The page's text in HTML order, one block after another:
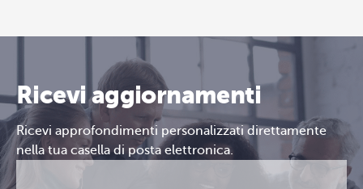
Ricevi aggiornamenti
Ricevi approfondimenti personalizzati direttamente
nella tua casella di posta elettronica.